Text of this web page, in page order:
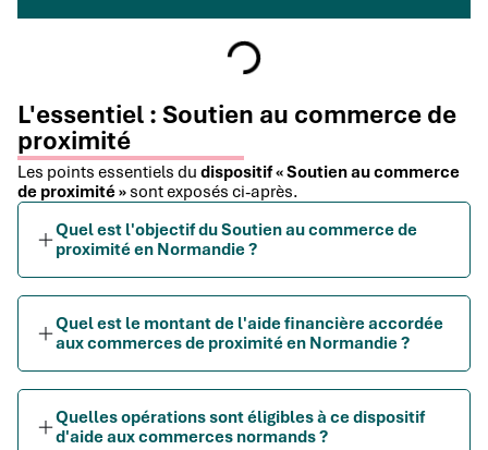
L'essentiel : Soutien au commerce de
proximité
Les points essentiels du dispositif « Soutien au commerce
de proximité » sont exposés ci-après.
Quel est l'objectif du Soutien au commerce de
proximité en Normandie ?
Quel est le montant de l'aide financière accordée
aux commerces de proximité en Normandie ?
Quelles opérations sont éligibles à ce dispositif
d'aide aux commerces normands ?